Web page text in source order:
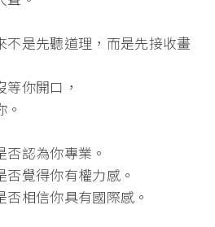
不是先聽道理，而是先接收畫
你開口，
認為你專業。
覺得你有權力感。
相信你具有國際感。